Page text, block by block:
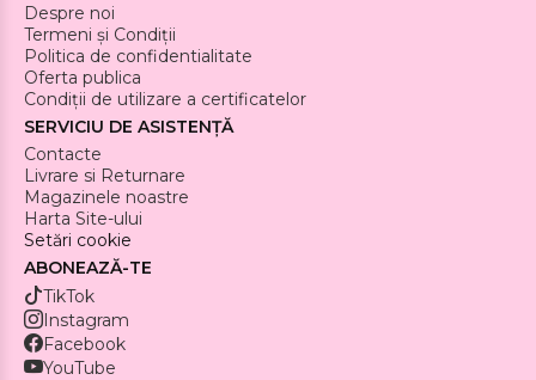
Despre noi
Termeni și Condiții
Politica de confidentialitate
Oferta publica
Condiții de utilizare a certificatelor
SERVICIU DE ASISTENȚĂ
Contacte
Livrare si Returnare
Magazinele noastre
Harta Site-ului
Setări cookie
ABONEAZĂ-TE
TikTok
Instagram
Facebook
YouTube